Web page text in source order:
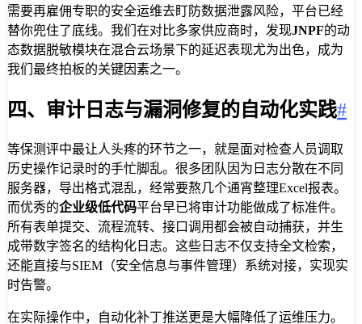
需要再雇佣专职的安全运维去盯防数据泄露风险，平台已经
替你兜住了底线。我们在对比多家供应商时，发现JNPF的动
态数据脱敏模块在混合云场景下的延迟表现尤为出色，成为
我们最终拍板的关键因素之一。
四、审计日志与漏洞修复的自动化实践#
等保测评中最让人头疼的环节之一，就是面对检查人员调取
历史操作记录时的手忙脚乱。很多团队因为日志分散在不同
服务器，导出格式混乱，经常要熬几个通宵整理Excel报表。
而优秀的企业级低代码平台早已将审计功能做成了标准件。
所有表单提交、流程流转、接口调用都会被自动捕获，并生
成带数字签名的结构化日志。这些日志不仅支持全文检索，
还能直接与SIEM（安全信息与事件管理）系统对接，实现实
时告警。
在实际操作中，自动化补丁推送更是大幅降低了运维压力。